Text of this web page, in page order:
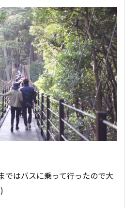
ではバスに乗って行ったので大